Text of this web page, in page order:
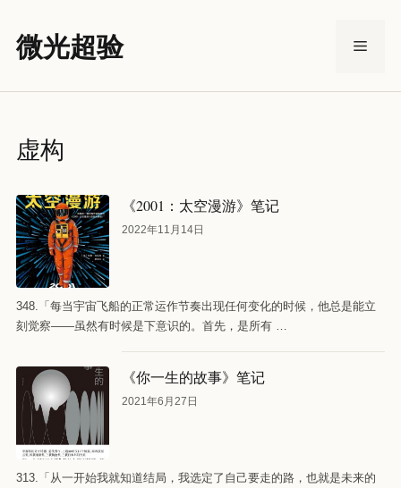
微光超验 菜
虚构
《2001：太空漫游》笔记
2022年11月14日
348.「每当宇宙飞船的正常运作节奏出现任何变化的时候，他总是能立
刻觉察——虽然有时候是下意识的。首先，是所有 …
《你一生的故事》笔记
2021年6月27日
313.「从一开始我就知道结局，我选定了自己要走的路，也就是未来的